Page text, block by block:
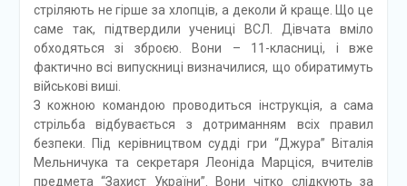
стріляють не гірше за хлопців, а деколи й краще. Що це
саме так, підтвердили учениці ВСЛ. Дівчата вміло
обходяться зі зброєю. Вони – 11-класниці, і вже
фактично всі випускниці визначилися, що обиратимуть
військові виші.
З кожною командою проводиться інструкція, а сама
стрільба відбувається з дотриманням всіх правил
безпеки. Під керівництвом судді гри “Джура” Віталія
Мельничука та секретаря Леоніда Марціся, вчителів
предмета “Захист України”. Вони чітко слідкують за